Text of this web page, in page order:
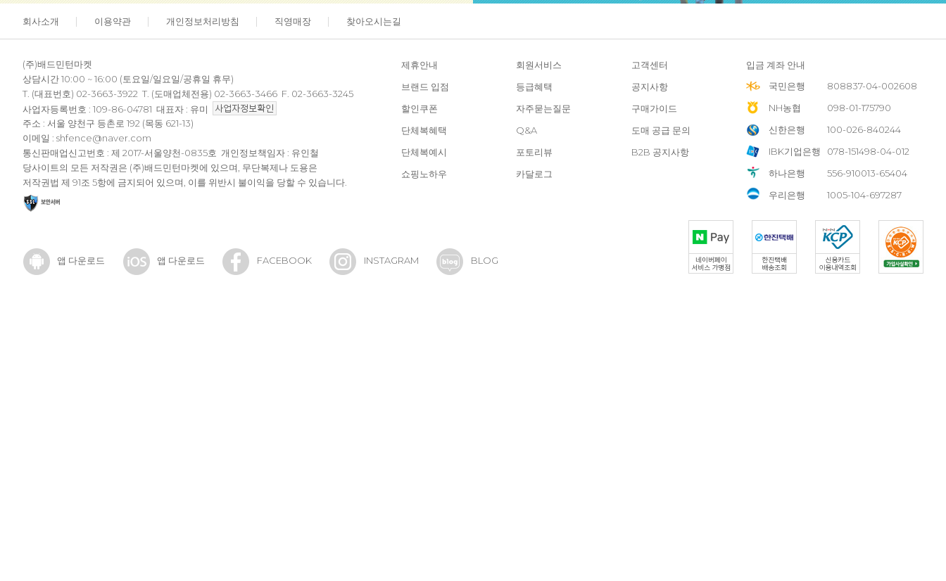
회사소개 이용약관 개인정보처리방침 직영매장 찾아오시는길
(주)배드민턴마켓
상담시간 10:00 ~ 16:00 (토요일/일요일/공휴일 휴무)
T. (대표번호) 02-3663-3922 T. (도매업체전용) 02-3663-3466 F. 02-3663-3245
사업자등록번호 : 109-86-04781 대표자 : 유미
주소 : 서울 양천구 등촌로 192 (목동 621-13)
이메일 : shfence@naver.com
통신판매업신고번호 : 제 2017-서울양천-0835호 개인정보책임자 : 유인철
당사이트의 모든 저작권은 (주)배드민턴마켓에 있으며, 무단복제나 도용은
저작권법 제 91조 5항에 금지되어 있으며, 이를 위반시 불이익을 당할 수 있습니다.
제휴안내 회원서비스
고객센터
브랜드 입점
등급혜택
공지사항
할인쿠폰
자주묻는질문
구매가이드
단체복혜택
Q&A
도매 공급 문의
단체복예시
포토리뷰
B2B 공지사항
쇼핑노하우
카달로그
입금 계좌 안내
국민은행
808837-04-002608
NH농협
098-01-175790
신한은행
100-026-840244
IBK기업은행
078-151498-04-012
하나은행
556-910013-65404
우리은행
1005-104-697287
앱 다운로드 앱 다운로드 FACEBOOK INSTAGRAM BLOG